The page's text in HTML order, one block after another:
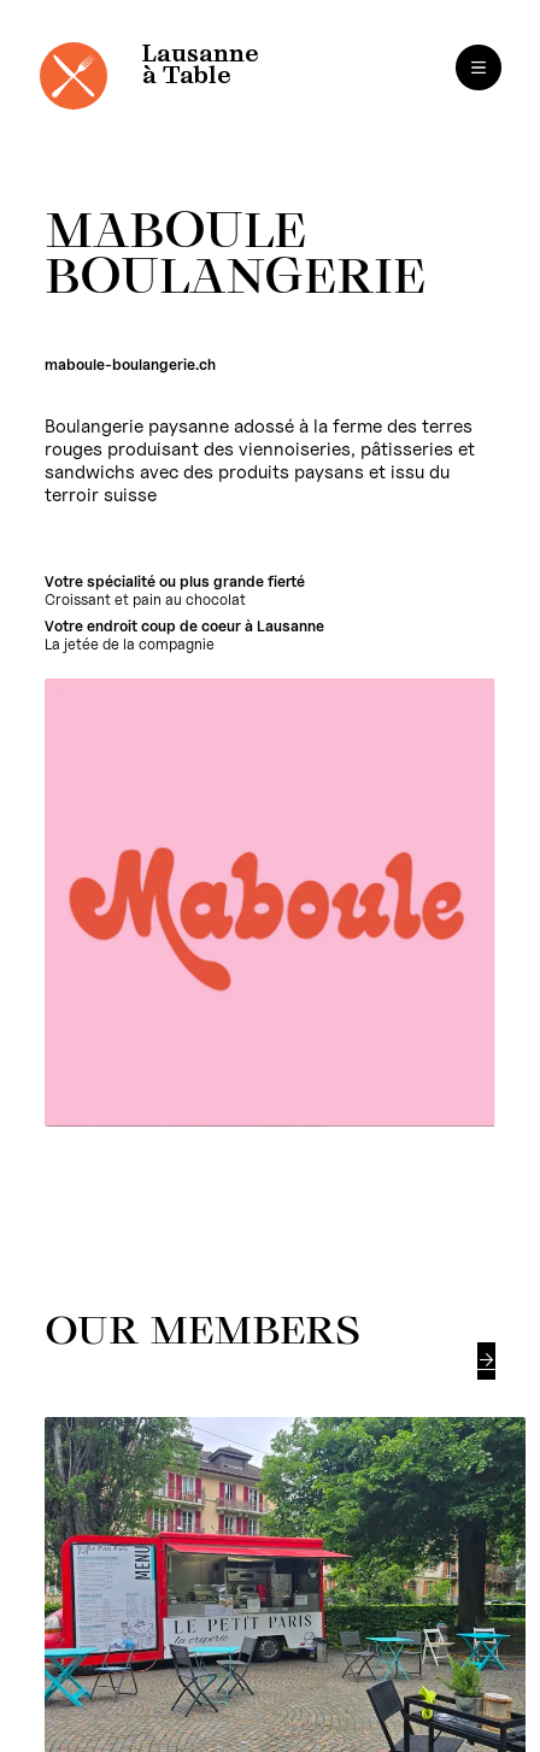
Lausanne
à Table
MABOULE
BOULANGERIE
maboule-boulangerie.ch
Boulangerie paysanne adossé à la ferme des terres
rouges produisant des viennoiseries, pâtisseries et
sandwichs avec des produits paysans et issu du
terroir suisse
Votre spécialité ou plus grande fierté
Croissant et pain au chocolat
Votre endroit coup de coeur à Lausanne
La jetée de la compagnie
OUR MEMBERS
